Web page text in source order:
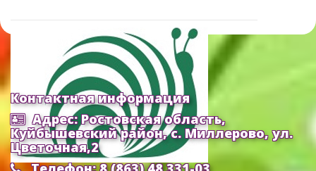
Контактная информация
Адрес: Ростовская область,
Куйбышевский район, с. Миллерово, ул.
Цветочная,2